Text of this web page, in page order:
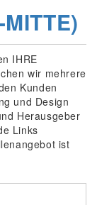
IHRE
wir mehrere
Kunden
und Design
Herausgeber
Links
ist